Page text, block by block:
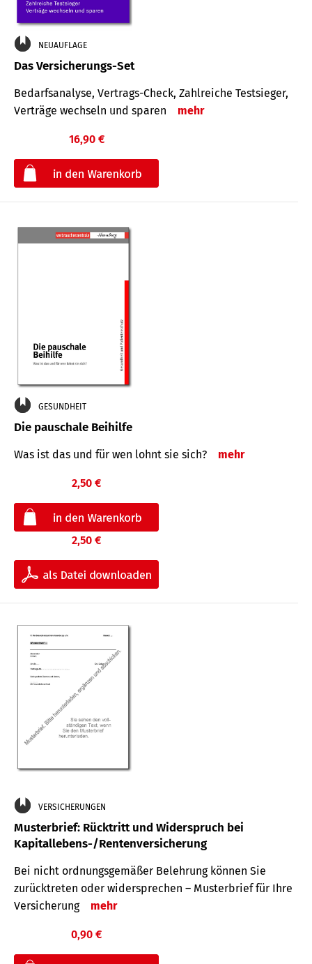
NEUAUFLAGE
Das Versicherungs-Set
Bedarfsanalyse, Vertrags-Check, Zahlreiche Testsieger,
Verträge wechseln und sparen
mehr
16,90 €
GESUNDHEIT
Die pauschale Beihilfe
Was ist das und für wen lohnt sie sich? mehr
2,50 €
2,50 €
VERSICHERUNGEN
Musterbrief: Rücktritt und Widerspruch bei
Kapitallebens-/Rentenversicherung
Bei nicht ordnungsgemäßer Belehrung können Sie
zurücktreten oder widersprechen – Musterbrief für Ihre
Versicherung
mehr
0,90 €